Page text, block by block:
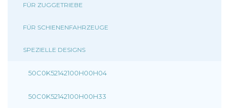
FÜR ZUGGETRIEBE
FÜR SCHIENENFAHRZEUGE
SPEZIELLE DESIGNS
50C0K52142100H00H04
50C0K52142100H00H33